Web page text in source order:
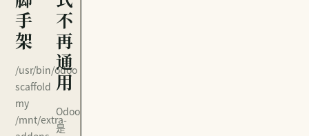
手
架
/usr/bin/odoo
scaffold
my
/mnt/extra-
不
再
通
用
Odoo
是